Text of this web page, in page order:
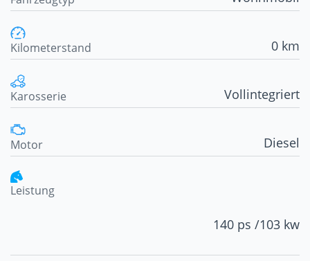
Kilometerstand 0 km
Karosserie Vollintegriert
Motor Diesel
Leistung
140 ps /103 kw